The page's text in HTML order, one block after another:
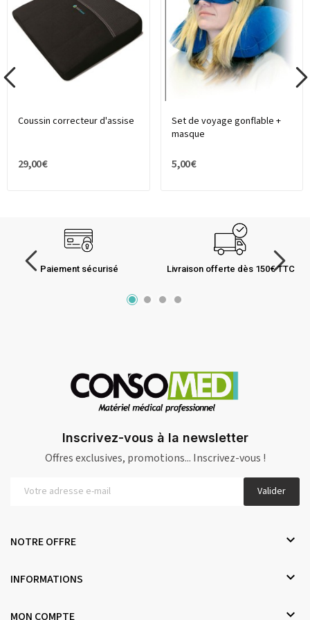
Coussin correcteur d'assise
29,00 €
Set de voyage gonflable +
masque
5,00 €
Paiement sécurisé Livraison offerte dès 150€ TTC
Inscrivez-vous à la newsletter
Offres exclusives, promotions... Inscrivez-vous !
Valider
NOTRE OFFRE 
INFORMATIONS 
MON COMPTE 